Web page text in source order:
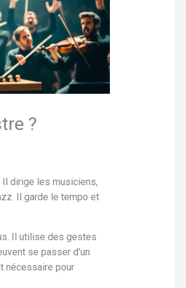
?
Il dirige les musiciens,
Il garde le tempo et
Il utilise des gestes
se passer d’un
nécessaire pour